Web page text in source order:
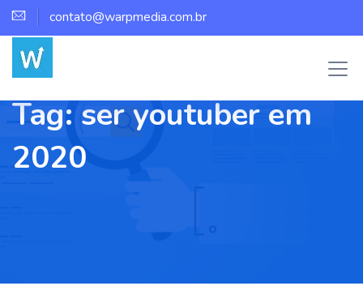
contato@warpmedia.com.br
Tag:ser youtuber em
2020